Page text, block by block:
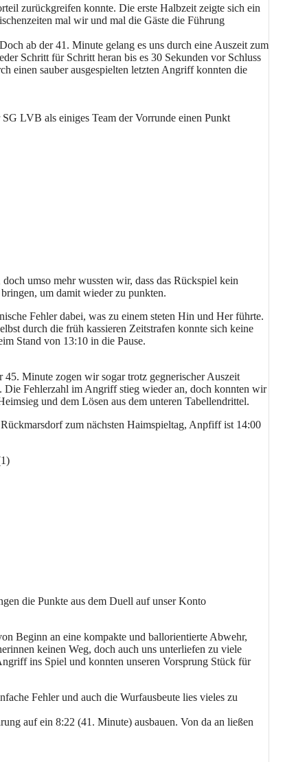
zurückgreifen konnte. Die erste Halbzeit zeigte sich ein
mal wir und mal die Gäste die Führung
ab der 41. Minute gelang es uns durch eine Auszeit zum
Schritt für Schritt heran bis es 30 Sekunden vor Schluss
einen sauber ausgespielten letzten Angriff konnten die
LVB als einiges Team der Vorrunde einen Punkt
umso mehr wussten wir, dass das Rückspiel kein
um damit wieder zu punkten.
Fehler dabei, was zu einem steten Hin und Her führte.
durch die früh kassieren Zeitstrafen konnte sich keine
Stand von 13:10 in die Pause.
Minute zogen wir sogar trotz gegnerischer Auszeit
Die Fehlerzahl im Angriff stieg wieder an, doch konnten wir
und dem Lösen aus dem unteren Tabellendrittel.
zum nächsten Haimspieltag, Anpfiff ist 14:00
die Punkte aus dem Duell auf unser Konto
Beginn an eine kompakte und ballorientierte Abwehr,
keinen Weg, doch auch uns unterliefen zu viele
ins Spiel und konnten unseren Vorsprung Stück für
Fehler und auch die Wurfausbeute lies vieles zu
auf ein 8:22 (41. Minute) ausbauen. Von da an ließen